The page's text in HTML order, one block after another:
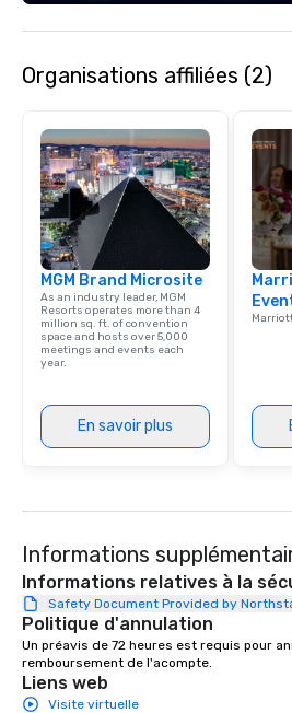
Organisations affiliées (2)
MGM Brand Microsite
As an industry leader, MGM
Resorts operates more than 4
million sq. ft. of convention
space and hosts over 5,000
meetings and events each
year.
En savoir plus
Informations
Informations relatives à la
Safety Document Provided by
Politique d'annulation
Un préavis de 72 heures est requis pour
remboursement de l'acompte.
Liens web
Visite virtuelle